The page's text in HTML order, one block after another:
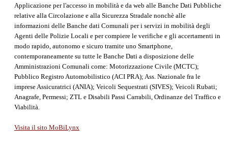
Applicazione per l'accesso in mobilità e da web alle Banche Dati Pubbliche
relative alla Circolazione e alla Sicurezza Stradale nonchè alle
informazioni delle Banche dati Comunali per i servizi in mobilità degli
Agenti delle Polizie Locali e per compiere le verifiche e gli accertamenti in
modo rapido, autonomo e sicuro tramite uno Smartphone,
contemporaneamente su tutte le Banche Dati a disposizione delle
Amministrazioni Comunali come: Motorizzazione Civile (MCTC);
Pubblico Registro Automobilistico (ACI PRA); Ass. Nazionale fra le
imprese Assicuratrici (ANIA); Veicoli Sequestrati (SIVES); Veicoli Rubati;
Anagrafe, Permessi; ZTL e Disabili Passi Carrabili, Ordinanze del Traffico e
Viabilità.
Visita il sito MoBiLynx